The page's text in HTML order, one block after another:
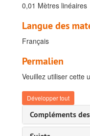
0,01 Mètres linéaires
Langue des
Français
Permalien
Veuillez utiliser cette
Développer tout
Compléments